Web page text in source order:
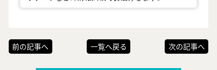
前の記事へ 一覧へ戻る 次の記事へ